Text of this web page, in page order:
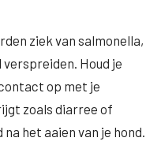
ziek van salmonella,
Houd je
op met je
zoals diarree of
het aaien van je hond.